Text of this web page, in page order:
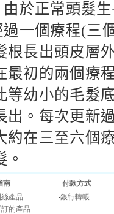
由於正常頭髮
過一個療程(三
根長出頭皮層
最初的兩個療
等幼小的毛髮
出。每次更新
約在三至六個
。
南
產品
的產品
付款方式
‧銀行轉帳